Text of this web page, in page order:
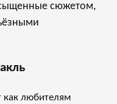
сюжетом,
как любителям